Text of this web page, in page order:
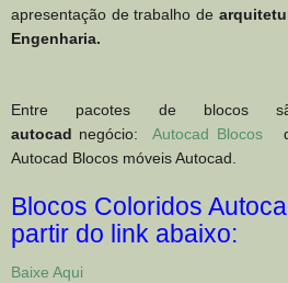
apresentação de trabalho de
Engenharia.
Entre pacotes de blocos
autocad negócio:Autocad Blocosde
Autocad Blocos móveis Autocad.
Blocos Coloridos
partir do link abaixo:
Baixe Aqui